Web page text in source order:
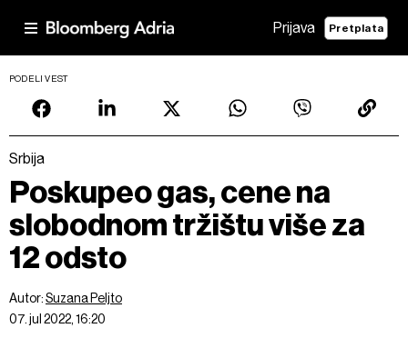
Prijava Pretplata
PODELI VEST
Srbija
Poskupeo gas, cene na
slobodnom tržištu više za
12 odsto
Autor:Suzana Peljto
07. jul 2022, 16:20